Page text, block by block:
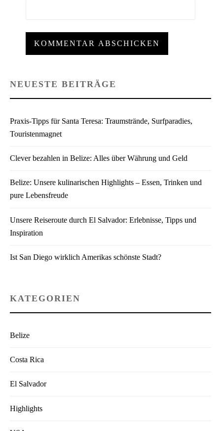
NEUESTE BEITRÄGE
Praxis-Tipps für Santa Teresa: Traumstrände, Surfparadies,
Touristenmagnet
Clever bezahlen in Belize: Alles über Währung und Geld
Belize: Unsere kulinarischen Highlights – Essen, Trinken und
pure Lebensfreude
Unsere Reiseroute durch El Salvador: Erlebnisse, Tipps und
Inspiration
Ist San Diego wirklich Amerikas schönste Stadt?
KATEGORIEN
Belize
Costa Rica
El Salvador
Highlights